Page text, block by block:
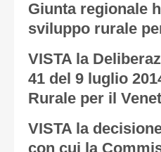
Giunta regionale
sviluppo rurale
VISTA la
41 del 9 luglio
Rurale per il
VISTA la
con cui la